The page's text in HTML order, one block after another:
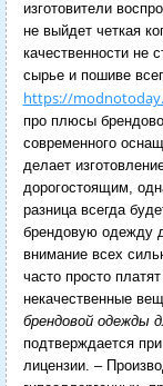
изготовители
не выйдет четкая
качественности не
сырье и пошиве
https://
про плюсы
современного
делает
дорогостоящим,
разница всегда
брендовую одежду
внимание всех
часто просто
некачественные
брендовой одежды
подтверждается
лицензии. –